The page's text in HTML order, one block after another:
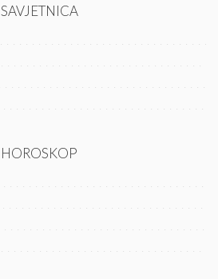
SAVJETNICA
HOROSKOP